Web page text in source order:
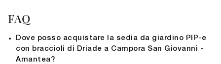
FAQ
Dove posso acquistare la sedia da giardino PIP-e
con braccioli di Driade a Campora San Giovanni -
Amantea?